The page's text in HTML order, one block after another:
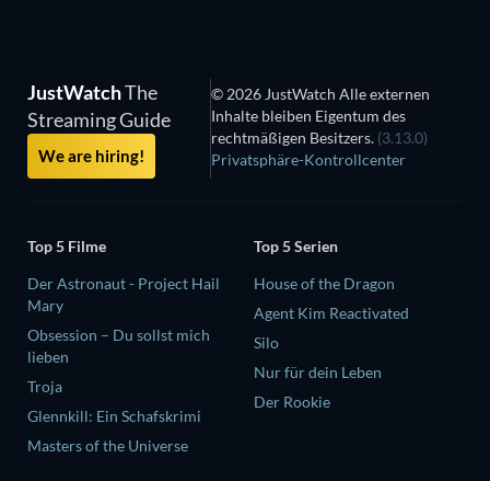
JustWatchThe
Streaming Guide
We are hiring!
© 2026 JustWatch Alle externen
Inhalte bleiben Eigentum des
rechtmäßigen Besitzers. (3.13.0)
Privatsphäre-Kontrollcenter
Top 5 Filme
Der Astronaut - Project Hail
Mary
Obsession – Du sollst mich
lieben
Troja
Glennkill: Ein Schafskrimi
Masters of the Universe
Top 5 Serien
House of the Dragon
Agent Kim Reactivated
Silo
Nur für dein Leben
Der Rookie